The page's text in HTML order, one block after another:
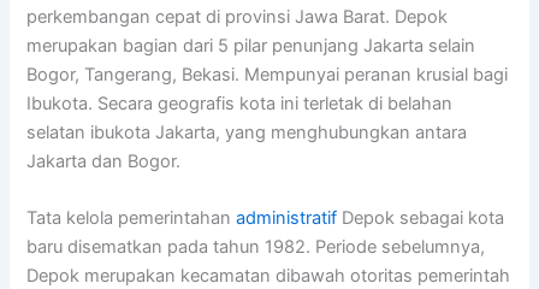
perkembangan cepat di provinsi Jawa Barat. Depok
merupakan bagian dari 5 pilar penunjang Jakarta selain
Bogor, Tangerang, Bekasi. Mempunyai peranan krusial bagi
Ibukota. Secara geografis kota ini terletak di belahan
selatan ibukota Jakarta, yang menghubungkan antara
Jakarta dan Bogor.
Tata kelola pemerintahanadministratif Depok sebagai kota
baru disematkan pada tahun 1982. Periode sebelumnya,
Depok merupakan kecamatan dibawah otoritas pemerintah